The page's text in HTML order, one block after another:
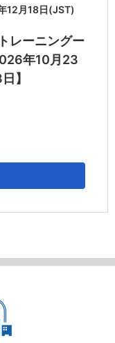
12月18日(JST)
レーニングー
年10月23
】